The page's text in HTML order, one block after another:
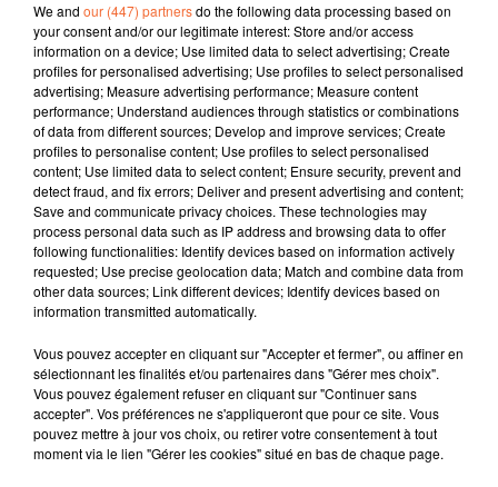
info
18 mai 2024 - 10 min 22 sec
JOURNAL DU SAMEDI 18 MAI (MATIN)
Fabien Gazeau
L'info près de chez vous
Présenté par Fabien Gazeau
- L'actualité sportive avec une soirée décisive pour les
Chamois. Cholet Basket doit confirmer son exploit à
domicile pour éliminer Paris.
- La Nuit des musées à Thouars notamment.
- Un WE festif, avec la Banda fiesta à Nueil-les-Aubiers
(photo) et le Remp'arts festival à Bressuire
We and our (447) partnersdo the following data processing based on
your consent and/or our legitimate interest: Store and/or access
information on a device; Use limited data to select advertising; Create
profiles for personalised advertising; Use profiles to select personalised
advertising; Measure advertising performance; Measure content
performance; Understand audiences through statistics or combinations
of data from different sources; Develop and improve services; Create
profiles to personalise content; Use profiles to select personalised
content; Use limited data to select content; Ensure security, prevent and
detect fraud, and fix errors; Deliver and present advertising and content;
Save and communicate privacy choices. These technologies may
process personal data such as IP address and browsing data to offer
following functionalities: Identify devices based on information actively
requested; Use precise geolocation data; Match and combine data from
other data sources; Link different devices; Identify devices based on
information transmitted automatically.
Vous pouvez accepter en cliquant sur "Accepter et fermer", ou affiner en
sélectionnant les finalités et/ou partenaires dans "Gérer mes choix".
Vous pouvez également refuser en cliquant sur "Continuer sans
accepter". Vos préférences ne s'appliqueront que pour ce site. Vous
pouvez mettre à jour vos choix, ou retirer votre consentement à tout
moment via le lien "Gérer les cookies" situé en bas de chaque page.